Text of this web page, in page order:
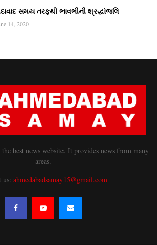
સમય તરફથી ભાવભીની શ્રદ્ધાંજલિ
14, 2020
best news website. It provides news from many
areas.
us: ahmedabadsamay15@gmail.com